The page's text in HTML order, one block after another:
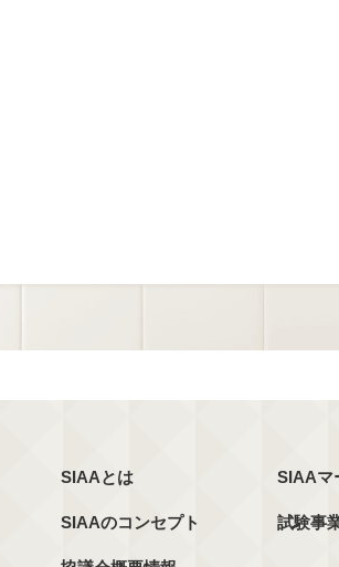
SIAAとは
SIAAのコンセプト
SIAAマ
試験事